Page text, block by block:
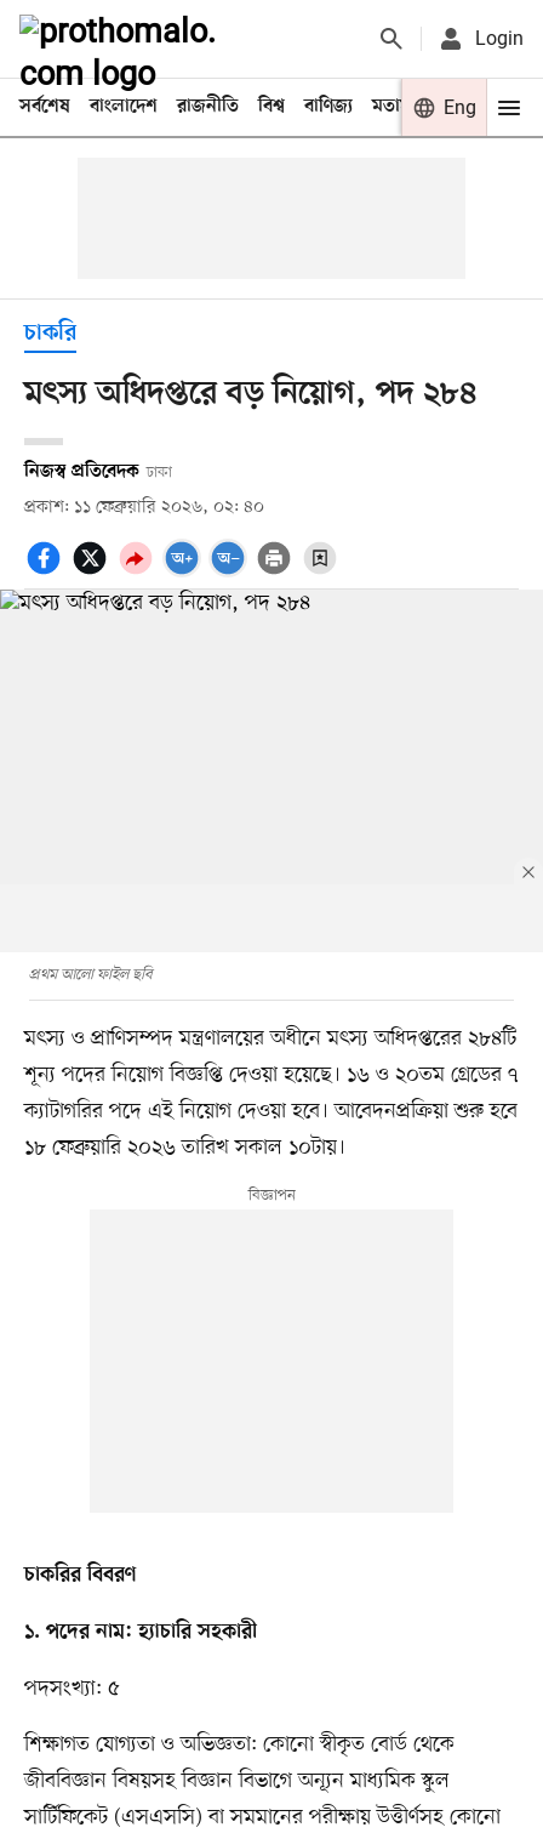
Login
সর্বশেষ বাংলাদেশ রাজনীতি বিশ্ব বাণিজ্য মতামত খেলা
Eng
চাকরি
মৎস্য অধিদপ্তরে বড় নিয়োগ, পদ ২৮৪
নিজস্ব প্রতিবেদক ঢাকা
প্রকাশ: ১১ ফেব্রুয়ারি ২০২৬, ০২: ৪০
প্রথম আলো ফাইল ছবি
মৎস্য ও প্রাণিসম্পদ মন্ত্রণালয়ের অধীনে মৎস্য অধিদপ্তরের ২৮৪টি
শূন্য পদের নিয়োগ বিজ্ঞপ্তি দেওয়া হয়েছে। ১৬ ও ২০তম গ্রেডের ৭
ক্যাটাগরির পদে এই নিয়োগ দেওয়া হবে। আবেদনপ্রক্রিয়া শুরু হবে
১৮ ফেব্রুয়ারি ২০২৬ তারিখ সকাল ১০টায়।
চাকরির বিবরণ
১. পদের নাম: হ্যাচারি সহকারী
পদসংখ্যা: ৫
শিক্ষাগত যোগ্যতা ও অভিজ্ঞতা: কোনো স্বীকৃত বোর্ড থেকে
জীববিজ্ঞান বিষয়সহ বিজ্ঞান বিভাগে অন্যূন মাধ্যমিক স্কুল
সার্টিফিকেট (এসএসসি) বা সমমানের পরীক্ষায় উত্তীর্ণসহ কোনো